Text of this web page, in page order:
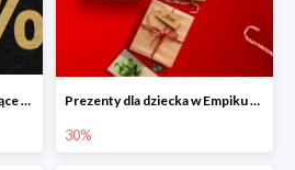
Black Week w Empiku - tysiące produktów do -50% Prezenty dla dziecka w Empiku do -30%
30%